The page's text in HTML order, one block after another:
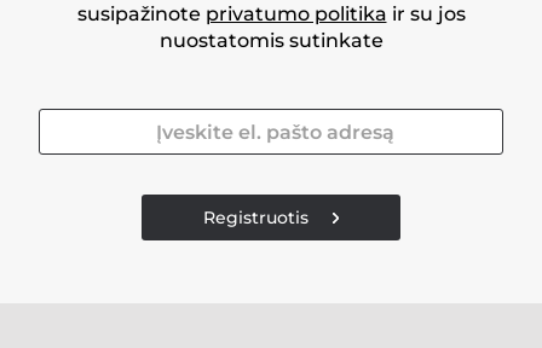
susipažinote privatumo politika ir su jos
nuostatomis sutinkate
Registruotis